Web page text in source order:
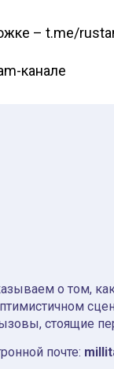
– t.me/
канале
о том,
стоящие
почте: